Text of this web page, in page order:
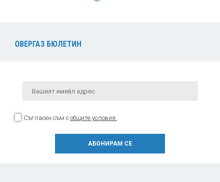
ОВЕРГАЗ БЮЛЕТИН
Съгласен съм с общите условия.